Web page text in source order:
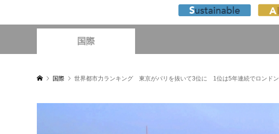
国際
国際 世界都市力ランキング 東京がパリを抜いて3位に 1位は5年連続でロンドン